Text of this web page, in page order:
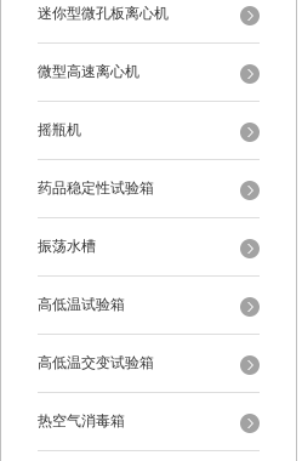
迷你型微孔板离心机
微型高速离心机
摇瓶机
药品稳定性试验箱
振荡水槽
高低温试验箱
高低温交变试验箱
热空气消毒箱